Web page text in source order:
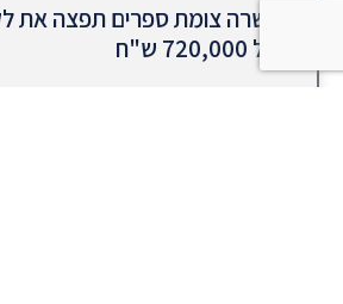
פשרה צומת ספרים תפצה את
של 720,000 ש"ח